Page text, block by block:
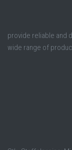
provide reliable and
wide range of